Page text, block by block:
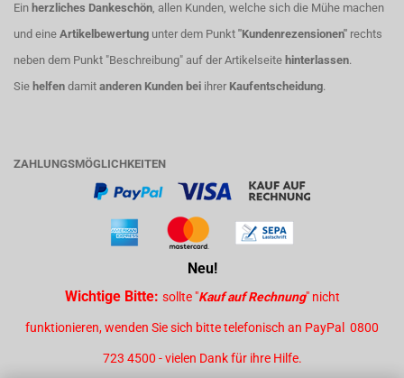
Ein herzliches Dankeschön, allen Kunden, welche sich die Mühe machen
und eine Artikelbewertung unter dem Punkt "Kundenrezensionen" rechts
neben dem Punkt "Beschreibung" auf der Artikelseite hinterlassen.
Sie helfen damit anderen Kunden bei ihrer Kaufentscheidung.
ZAHLUNGSMÖGLICHKEITEN
Neu!
Wichtige Bitte: sollte "Kauf auf Rechnung" nicht
funktionieren, wenden Sie sich bitte telefonisch an PayPal 0800
723 4500 - vielen Dank für ihre Hilfe.